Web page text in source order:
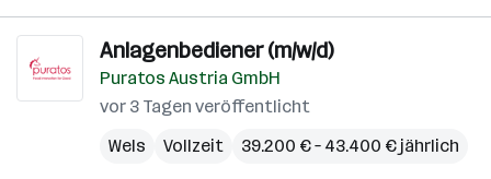
Anlagenbediener (m/w/d)
Puratos Austria GmbH
vor 3 Tagen veröffentlicht
Wels
Vollzeit 39.200 € – 43.400 € jährlich